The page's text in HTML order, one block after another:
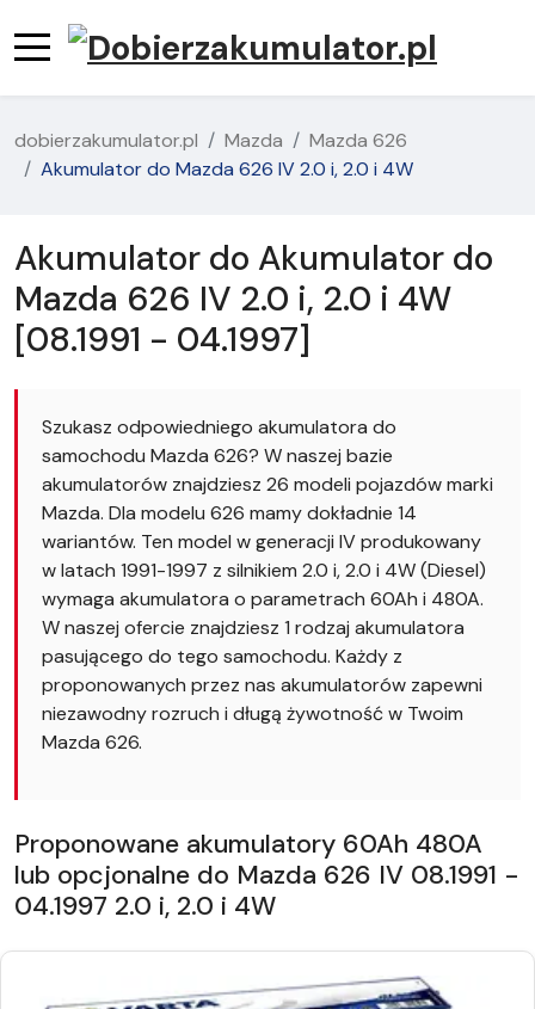
dobierzakumulator.pl Mazda
Mazda 626
Akumulator do Mazda 626 IV 2.0 i, 2.0 i 4W
Akumulator do Akumulator do
Mazda 626 IV 2.0 i, 2.0 i 4W
[08.1991 - 04.1997]
Szukasz odpowiedniego akumulatora do
samochodu Mazda 626? W naszej bazie
akumulatorów znajdziesz 26 modeli pojazdów marki
Mazda. Dla modelu 626 mamy dokładnie 14
wariantów. Ten model w generacji IV produkowany
w latach 1991-1997 z silnikiem 2.0 i, 2.0 i 4W (Diesel)
wymaga akumulatora o parametrach 60Ah i 480A.
W naszej ofercie znajdziesz 1 rodzaj akumulatora
pasującego do tego samochodu. Każdy z
proponowanych przez nas akumulatorów zapewni
niezawodny rozruch i długą żywotność w Twoim
Mazda 626.
Proponowane akumulatory 60Ah 480A
lub opcjonalne do Mazda 626 IV 08.1991 -
04.1997 2.0 i, 2.0 i 4W